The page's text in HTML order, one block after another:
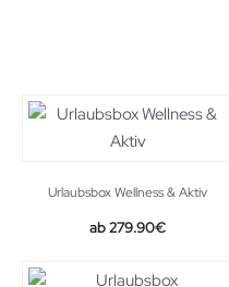
Urlaubsbox Wellness & Aktiv
279.90€